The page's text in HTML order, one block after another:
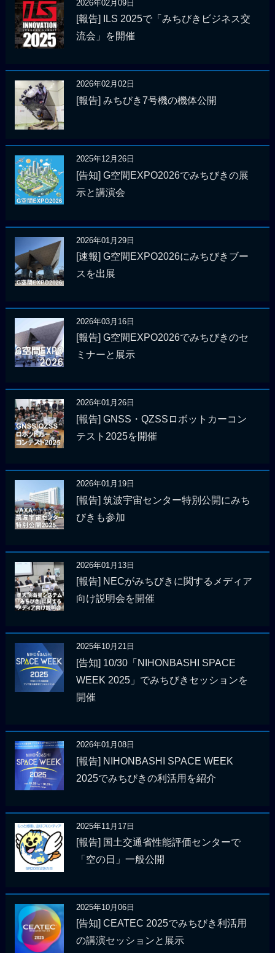
2026年02月09日
[報告] ILS 2025で「みちびきビジネス交
流会」を開催
2026年02月02日
[報告] みちびき7号機の機体公開
2025年12月26日
[告知] G空間EXPO2026でみちびきの展
示と講演会
2026年01月29日
[速報] G空間EXPO2026にみちびきブー
スを出展
2026年03月16日
[報告] G空間EXPO2026でみちびきのセ
ミナーと展示
2026年01月26日
[報告] GNSS・QZSSロボットカーコン
テスト2025を開催
2026年01月19日
[報告] 筑波宇宙センター特別公開にみち
びきも参加
2026年01月13日
[報告] NECがみちびきに関するメディア
向け説明会を開催
2025年10月21日
[告知] 10/30「NIHONBASHI SPACE
WEEK 2025」でみちびきセッションを
開催
2026年01月08日
[報告] NIHONBASHI SPACE WEEK
2025でみちびきの利活用を紹介
2025年11月17日
[報告] 国土交通省性能評価センターで
「空の日」一般公開
2025年10月06日
[告知] CEATEC 2025でみちびき利活用
の講演セッションと展示